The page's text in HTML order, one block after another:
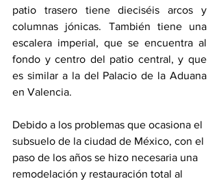
patio trasero tiene dieciséis arcos y
columnas jónicas. También tiene una
escalera imperial, que se encuentra al
fondo y centro del patio central, y que
es similar a la del Palacio de la Aduana
en Valencia.
Debido a los problemas que ocasiona el
subsuelo de la ciudad de México, con el
paso de los años se hizo necesaria una
remodelación y restauración total al